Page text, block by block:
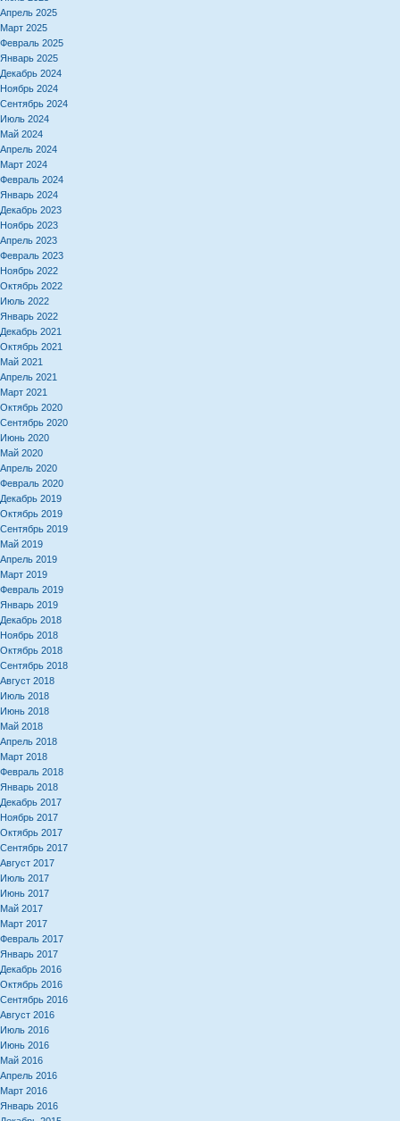
Апрель 2025
Март 2025
Февраль 2025
Январь 2025
Декабрь 2024
Ноябрь 2024
Сентябрь 2024
Июль 2024
Май 2024
Апрель 2024
Март 2024
Февраль 2024
Январь 2024
Декабрь 2023
Ноябрь 2023
Апрель 2023
Февраль 2023
Ноябрь 2022
Октябрь 2022
Июль 2022
Январь 2022
Декабрь 2021
Октябрь 2021
Май 2021
Апрель 2021
Март 2021
Октябрь 2020
Сентябрь 2020
Июнь 2020
Май 2020
Апрель 2020
Февраль 2020
Декабрь 2019
Октябрь 2019
Сентябрь 2019
Май 2019
Апрель 2019
Март 2019
Февраль 2019
Январь 2019
Декабрь 2018
Ноябрь 2018
Октябрь 2018
Сентябрь 2018
Август 2018
Июль 2018
Июнь 2018
Май 2018
Апрель 2018
Март 2018
Февраль 2018
Январь 2018
Декабрь 2017
Ноябрь 2017
Октябрь 2017
Сентябрь 2017
Август 2017
Июль 2017
Июнь 2017
Май 2017
Март 2017
Февраль 2017
Январь 2017
Декабрь 2016
Октябрь 2016
Сентябрь 2016
Август 2016
Июль 2016
Июнь 2016
Май 2016
Апрель 2016
Март 2016
Январь 2016